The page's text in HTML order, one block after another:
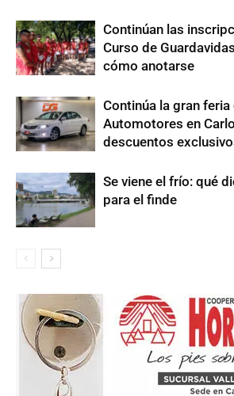
Continúan las
Curso de
cómo anotarse
Continúa la gran feria
Automotores en
descuentos
Se viene el frío: qué
para el finde